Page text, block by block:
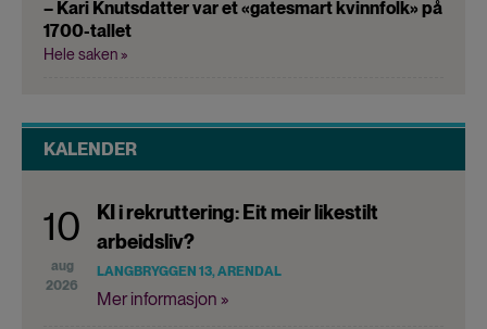
– Kari Knutsdatter var et «gatesmart kvinnfolk» på
1700-tallet
Hele saken »
KALENDER
10
aug
2026
KI i rekruttering: Eit meir likestilt
arbeidsliv?
LANGBRYGGEN 13, ARENDAL
Mer informasjon »